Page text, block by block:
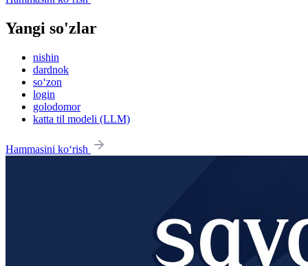
Yangi so'zlar
nishin
dardnok
so‘zon
login
golodomor
katta til modeli (LLM)
Hammasini ko‘rish